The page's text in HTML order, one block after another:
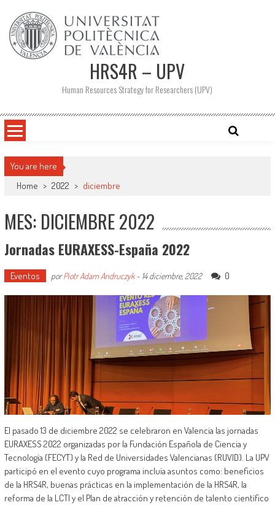
contenido
HRS4R – UPV
Human Resources Strategy for Researchers (UPV)
You are here
Home > 2022 > diciembre
MES: DICIEMBRE 2022
Jornadas EURAXESS-España 2022
Eventos porPiotr Adam Andruczyk- 14 diciembre, 2022 0
El pasado 13 de diciembre 2022 se celebraron en Valencia las jornadas
EURAXESS 2022 organizadas por la Fundación Española de Ciencia y
Tecnología (FECYT) y la Red de Universidades Valencianas (RUVID). La UPV
participó en el evento cuyo programa incluía asuntos como: beneficios
de la HRS4R, buenas prácticas en la implementación de la HRS4R, la
reforma de la LCTI y el Plan de atracción y retención de talento científico